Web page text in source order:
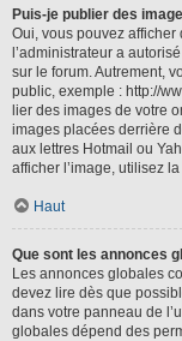
Puis-je publier des
Oui, vous pouvez
l’administrateur a
sur le forum. Autrement,
public, exemple : http://
lier des images de votre
images placées derrière
aux lettres Hotmail ou
afficher l’image, utilisez
Haut
Que sont les annonces
Les annonces globales
devez lire dès que
dans votre panneau de
globales dépend des